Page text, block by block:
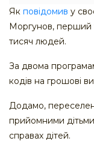
Як повідомив у
Моргунов, перший
тисяч людей.
За двома
кодів на грошові
Додамо,
прийомними
справах дітей.